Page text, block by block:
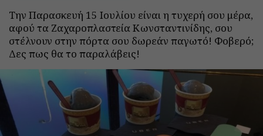
Την Παρασκευή 15 Ιουλίου είναι η τυχερή σου μέρα,
αφού τα Ζαχαροπλαστεία Κωνσταντινίδης, σου
στέλνουν στην πόρτα σου δωρεάν παγωτό! Φοβερό;
Δες πως θα το παραλάβεις!